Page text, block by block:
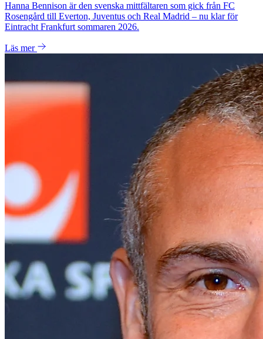
Hanna Bennison är den svenska mittfältaren som gick från FC
Rosengård till Everton, Juventus och Real Madrid – nu klar för
Eintracht Frankfurt sommaren 2026.
Läs mer